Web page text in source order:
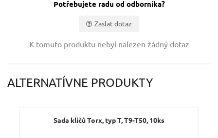
Potřebujete radu od odborníka?
Zaslat dotaz
K tomuto produktu nebyl nalezen žádný dotaz
ALTERNATÍVNE PRODUKTY
Sada klíčů Torx, typ T, T9-T50, 10ks